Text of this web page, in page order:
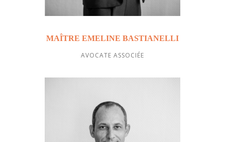
MAÎTRE EMELINE BASTIANELLI
AVOCATE ASSOCIÉE